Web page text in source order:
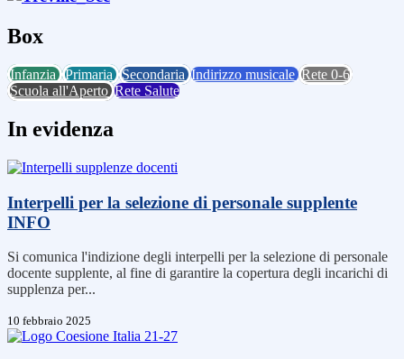
Box
Infanzia Primaria SecondariaIndirizzo musicaleRete 0-6
Scuola all'ApertoRete Salute
In evidenza
Interpelli per la selezione di personale supplente
INFO
Si comunica l'indizione degli interpelli per la selezione di personale
docente supplente, al fine di garantire la copertura degli incarichi di
supplenza per...
10 febbraio 2025